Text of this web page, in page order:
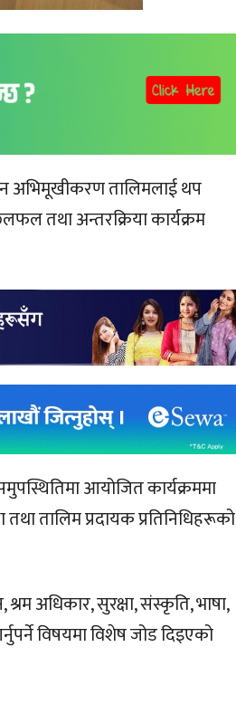
अभिमूखीकरण तालिमलाई थप
तथा अन्तरक्रिया कार्यक्रम
आयोजित कार्यक्रममा
तालिम प्रदायक प्रतिनिधिहरूको
अधिकार, सुरक्षा, संस्कृति, भाषा,
विषयमा विशेष जोड दिइएको